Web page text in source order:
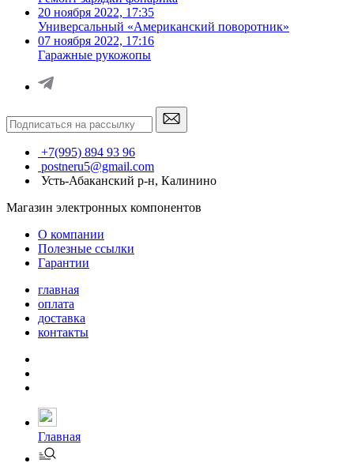
20 ноября 2022, 17:35
Универсальный «Американский поворотник»
07 ноября 2022, 17:16
Гаражные рукожопы
+7(995) 894 93 96
postneru5@gmail.com
Усть-Абаканский р-н, Калинино
Магазин электронных компонентов
О компании
Полезные ссылки
Гарантии
главная
оплата
доставка
контакты
Главная